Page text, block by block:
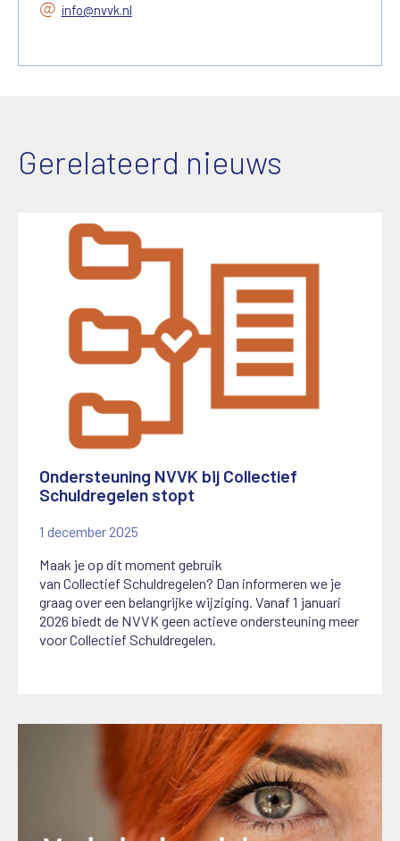
info@nvvk.nl
Gerelateerd nieuws
Ondersteuning NVVK bij Collectief
Schuldregelen stopt
1 december 2025
Maak je op dit moment gebruik
vanCollectiefSchuldregelen? Dan informeren we je
graag over een belangrijke wijziging. Vanaf 1 januari
2026 biedt de NVVK geen actieve ondersteuning meer
voor Collectief Schuldregelen.